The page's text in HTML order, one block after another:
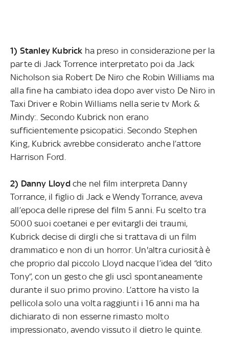
1) Stanley Kubrick ha preso in considerazione per la
parte di Jack Torrence interpretato poi da Jack
Nicholson sia Robert De Niro che Robin Williams ma
alla fine ha cambiato idea dopo aver visto De Niro in
Taxi Driver e Robin Williams nella serie tv Mork &
Mindy:. Secondo Kubrick non erano
sufficientemente psicopatici. Secondo Stephen
King, Kubrick avrebbe considerato anche l’attore
Harrison Ford.
2) Danny Lloydche nel film interpreta Danny
Torrance, il figlio di Jack e Wendy Torrance, aveva
all’epoca delle riprese del film 5 anni. Fu scelto tra
5000 suoi coetanei e per evitargli dei traumi,
Kubrick decise di dirgli che si trattava di un film
drammatico e non di un horror. Un'altra curiosità è
che proprio dal piccolo Lloyd nacque l’idea del “dito
Tony”, con un gesto che gli uscì spontaneamente
durante il suo primo provino. L’attore ha visto la
pellicola solo una volta raggiunti i 16 anni ma ha
dichiarato di non esserne rimasto molto
impressionato, avendo vissuto il dietro le quinte.